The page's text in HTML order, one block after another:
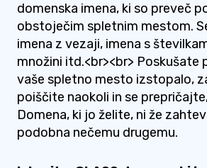
domenska imena, ki so preveč
obstoječim spletnim mestom.
imena z vezaji, imena s
množini itd.<br><br> Poskušate
vaše spletno mesto izstopalo,
poiščite naokoli in se
Domena, ki jo želite, ni že
podobna nečemu drugemu.